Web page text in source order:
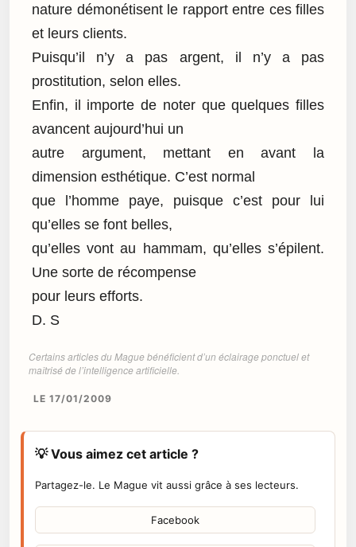
nature démonétisent le rapport entre ces filles
et leurs clients.
Puisqu’il n’y a pas argent, il n’y a pas
prostitution, selon elles.
Enfin, il importe de noter que quelques filles
avancent aujourd’hui un
autre argument, mettant en avant la
dimension esthétique. C’est normal
que l’homme paye, puisque c’est pour lui
qu’elles se font belles,
qu’elles vont au hammam, qu’elles s’épilent.
Une sorte de récompense
pour leurs efforts.
D. S
Certains articles du Mague bénéficient d’un éclairage ponctuel et
maîtrisé de l’intelligence artificielle.
LE 17/01/2009
💡 Vous aimez cet article ?
Partagez-le. Le Mague vit aussi grâce à ses lecteurs.
Facebook